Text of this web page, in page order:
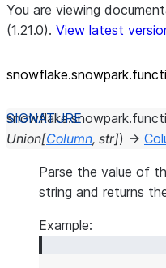
You are viewing
(1.21.0). View latest
Union[Column, str]) →
Parse the value of
string and returns
Example: